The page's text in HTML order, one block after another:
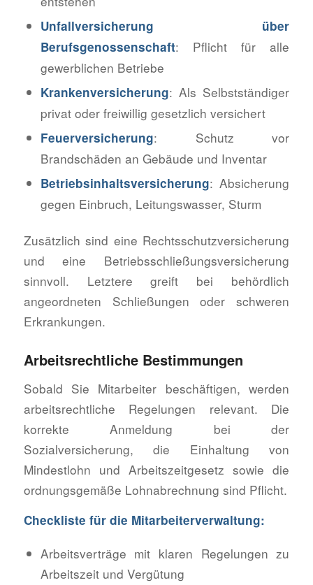
Unfallversicherung über
Berufsgenossenschaft: Pflicht für alle
gewerblichen Betriebe
Krankenversicherung: Als Selbstständiger
privat oder freiwillig gesetzlich versichert
Feuerversicherung: Schutz vor
Brandschäden an Gebäude und Inventar
Betriebsinhaltsversicherung: Absicherung
gegen Einbruch, Leitungswasser, Sturm
Zusätzlich sind eine Rechtsschutzversicherung
und eine Betriebsschließungsversicherung
sinnvoll. Letztere greift bei behördlich
angeordneten Schließungen oder schweren
Erkrankungen.
Arbeitsrechtliche Bestimmungen
Sobald Sie Mitarbeiter beschäftigen, werden
arbeitsrechtliche Regelungen relevant. Die
korrekte Anmeldung bei der
Sozialversicherung, die Einhaltung von
Mindestlohn und Arbeitszeitgesetz sowie die
ordnungsgemäße Lohnabrechnung sind Pflicht.
Checkliste für die Mitarbeiterverwaltung:
Arbeitsverträge mit klaren Regelungen zu
Arbeitszeit und Vergütung